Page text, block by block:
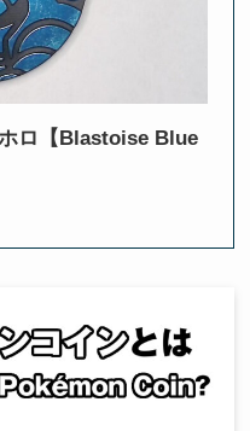
ロ【Blastoise Blue